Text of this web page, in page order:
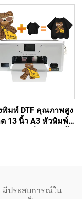
สำหรับวัสดุแข็ง เช่น
ทรศัพท์ อะคริลิก งาน
พิมพ์บนโลหะ
พิมพ์ DTF คุณภาพสูง
13 นิ้ว A3 หัวพิมพ์
มีประสบการณ์ใน